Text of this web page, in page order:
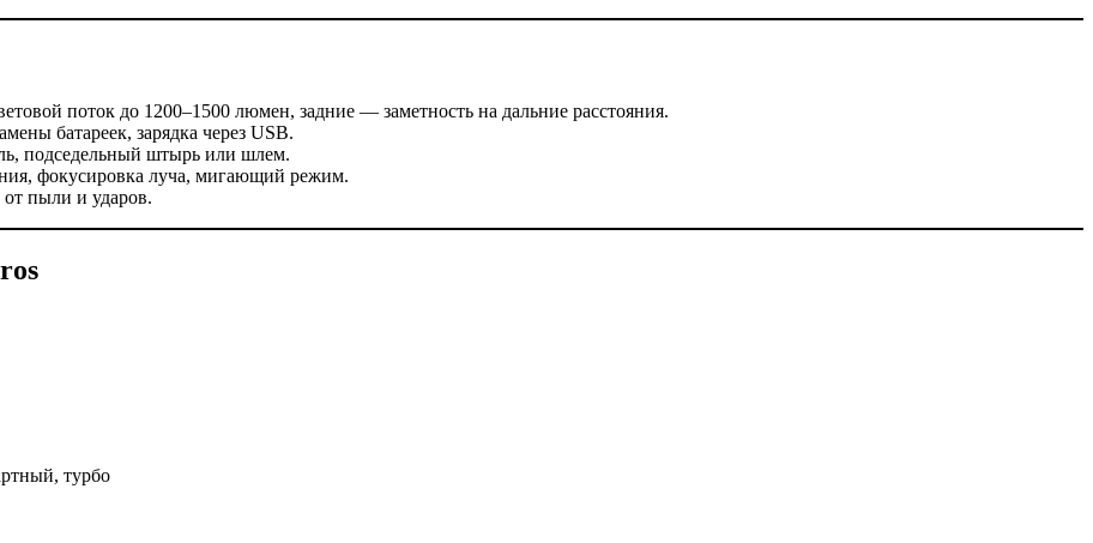
поток до 1200–1500 люмен, задние — заметность на дальние расстояния.
батареек, зарядка через USB.
подседельный штырь или шлем.
фокусировка луча, мигающий режим.
пыли и ударов.
турбо